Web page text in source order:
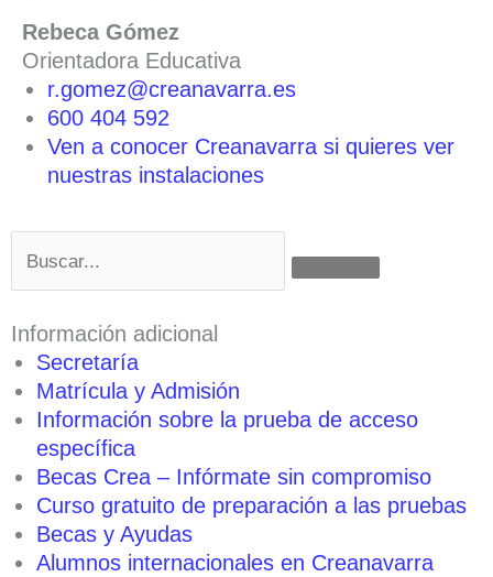
Rebeca Gómez
Orientadora Educativa
r.gomez@creanavarra.es
600 404 592
Ven a conocer Creanavarra si quieres ver
nuestras instalaciones
Información adicional
Secretaría
Matrícula y Admisión
Información sobre la prueba de acceso
específica
Becas Crea – Infórmate sin compromiso
Curso gratuito de preparación a las pruebas
Becas y Ayudas
Alumnos internacionales en Creanavarra